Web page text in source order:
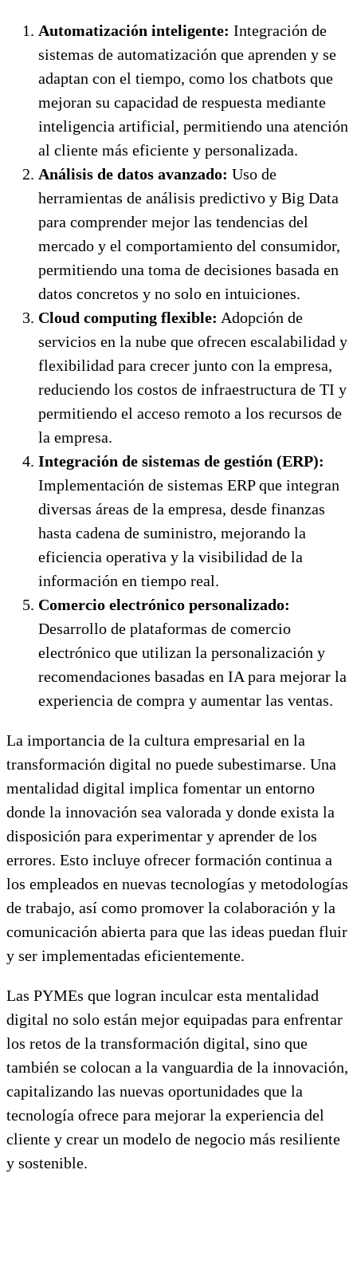
Automatización inteligente: Integración de
sistemas de automatización que aprenden y se
adaptan con el tiempo, como los chatbots que
mejoran su capacidad de respuesta mediante
inteligencia artificial, permitiendo una atención
al cliente más eficiente y personalizada.
Análisis de datos avanzado: Uso de
herramientas de análisis predictivo y Big Data
para comprender mejor las tendencias del
mercado y el comportamiento del consumidor,
permitiendo una toma de decisiones basada en
datos concretos y no solo en intuiciones.
Cloud computing flexible: Adopción de
servicios en la nube que ofrecen escalabilidad y
flexibilidad para crecer junto con la empresa,
reduciendo los costos de infraestructura de TI y
permitiendo el acceso remoto a los recursos de
la empresa.
Integración de sistemas de gestión (ERP):
Implementación de sistemas ERP que integran
diversas áreas de la empresa, desde finanzas
hasta cadena de suministro, mejorando la
eficiencia operativa y la visibilidad de la
información en tiempo real.
Comercio electrónico personalizado:
Desarrollo de plataformas de comercio
electrónico que utilizan la personalización y
recomendaciones basadas en IA para mejorar la
experiencia de compra y aumentar las ventas.
La importancia de la cultura empresarial en la
transformación digital no puede subestimarse. Una
mentalidad digital implica fomentar un entorno
donde la innovación sea valorada y donde exista la
disposición para experimentar y aprender de los
errores. Esto incluye ofrecer formación continua a
los empleados en nuevas tecnologías y metodologías
de trabajo, así como promover la colaboración y la
comunicación abierta para que las ideas puedan fluir
y ser implementadas eficientemente.
Las PYMEs que logran inculcar esta mentalidad
digital no solo están mejor equipadas para enfrentar
los retos de la transformación digital, sino que
también se colocan a la vanguardia de la innovación,
capitalizando las nuevas oportunidades que la
tecnología ofrece para mejorar la experiencia del
cliente y crear un modelo de negocio más resiliente
y sostenible.